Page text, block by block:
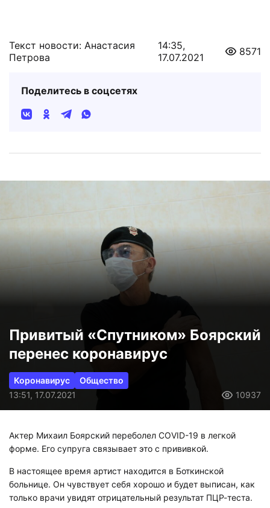
Текст новости: Анастасия
Петрова
14:35,
17.07.2021
8571
Поделитесь в соцсетях
Привитый «Спутником» Боярский
перенес коронавирус
Коронавирус
Общество
13:51, 17.07.2021
10937
Актер Михаил Боярский переболел COVID-19 в легкой
форме. Его супруга связывает это с прививкой.
В настоящее время артист находится в Боткинской
больнице. Он чувствует себя хорошо и будет выписан, как
только врачи увидят отрицательный результат ПЦР-теста.